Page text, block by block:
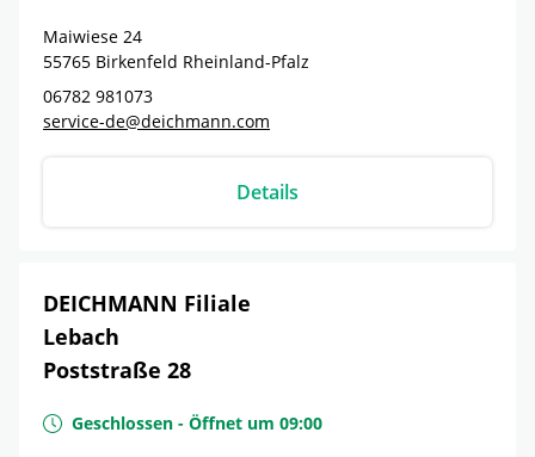
Maiwiese 24
55765 Birkenfeld Rheinland-Pfalz
06782 981073
service-de@deichmann.com
Details
DEICHMANN Filiale
Lebach
Poststraße 28
Geschlossen - Öffnet um 09:00